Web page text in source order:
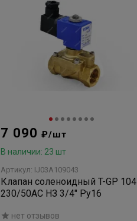
7 090 ₽/шт
В наличии: 23 шт
Артикул: IJ03A109043
Клапан соленоидный T-GP 104
230/50AC НЗ 3/4" Ру16
нет отзывов